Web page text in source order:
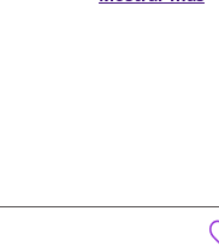
C.310.19
la opción ideal para
un accesorio práctico